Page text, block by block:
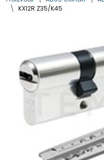
KX12R Z35/K45